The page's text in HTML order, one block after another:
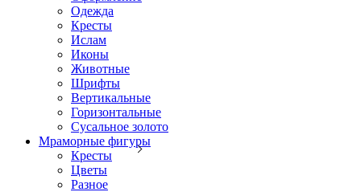
Одежда
Кресты
Ислам
Иконы
Животные
Шрифты
Вертикальные
Горизонтальные
Сусальное золото
Мраморные фигуры
Кресты
Цветы
Разное